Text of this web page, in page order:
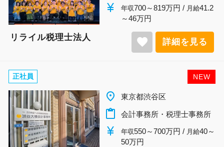
currency_yen 年収700～819万円 / 月給41.2
～46万円
リライル税理士法人 favorite 詳細を見る
NEW
正社員
place 東京都渋谷区
content_paste 会計事務所・税理士事務所
currency_yen 年収550～700万円 / 月給40～
50万円